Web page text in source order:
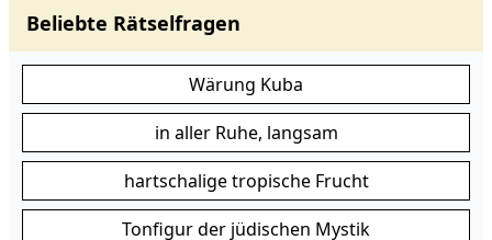
Beliebte Rätselfragen
Wärung Kuba
in aller Ruhe, langsam
hartschalige tropische Frucht
Tonfigur der jüdischen Mystik